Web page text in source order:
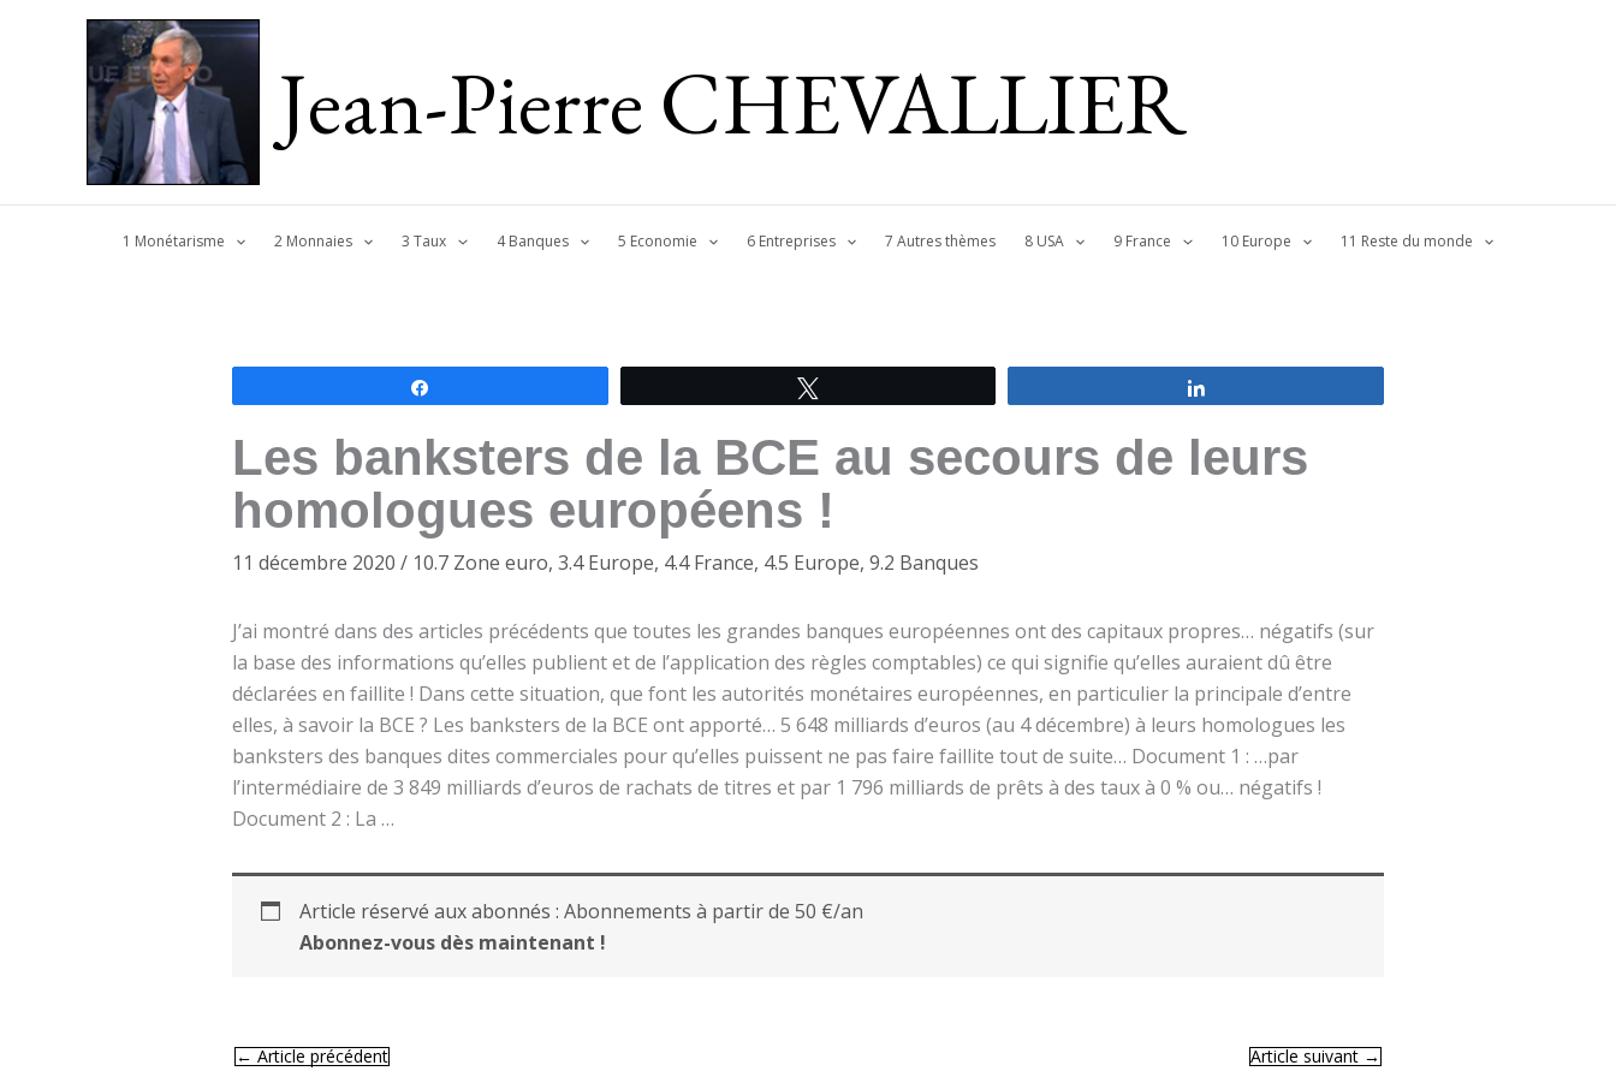
Jean-Pierre CHEVALLIER
1 Monétarisme 2 Monnaies 3 Taux 4 Banques 5 Economie 6 Entreprises 7 Autres thèmes 8 USA 9 France 10 Europe 11 Reste du monde
Les banksters de la BCE au secours de leurs
homologues européens !
11 décembre 2020 / 10.7 Zone euro, 3.4 Europe, 4.4 France, 4.5 Europe, 9.2 Banques
J’ai montré dans des articles précédents que toutes les grandes banques européennes ont des capitaux propres… négatifs (sur
la base des informations qu’elles publient et de l’application des règles comptables) ce qui signifie qu’elles auraient dû être
déclarées en faillite ! Dans cette situation, que font les autorités monétaires européennes, en particulier la principale d’entre
elles, à savoir la BCE ? Les banksters de la BCE ont apporté… 5 648 milliards d’euros (au 4 décembre) à leurs homologues les
banksters des banques dites commerciales pour qu’elles puissent ne pas faire faillite tout de suite… Document 1 : …par
l’intermédiaire de 3 849 milliards d’euros de rachats de titres et par 1 796 milliards de prêts à des taux à 0 % ou… négatifs !
Document 2 : La …
Article réservé aux abonnés : Abonnements à partir de 50 €/an
Abonnez-vous dès maintenant !
← Article précédent Article suivant →